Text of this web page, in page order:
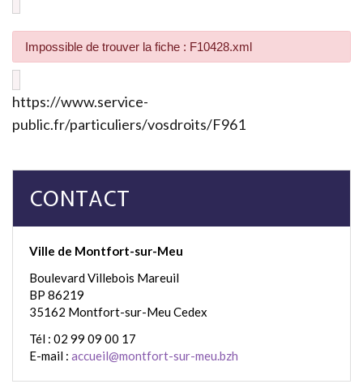
Impossible de trouver la fiche : F10428.xml
https://www.service-
public.fr/particuliers/vosdroits/F961
CONTACT
Ville de Montfort-sur-Meu
Boulevard Villebois Mareuil
BP 86219
35162 Montfort-sur-Meu Cedex
Tél : 02 99 09 00 17
E-mail : accueil@montfort-sur-meu.bzh